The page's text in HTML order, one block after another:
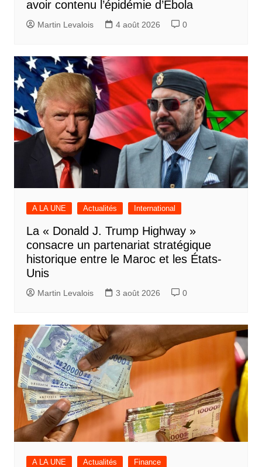
avoir contenu l’épidémie d’Ebola
Martin Levalois 4 août 2026 0
A LA UNE Actualités International
La « Donald J. Trump Highway »
consacre un partenariat stratégique
historique entre le Maroc et les États-
Unis
Martin Levalois 3 août 2026 0
A LA UNE Actualités Finance